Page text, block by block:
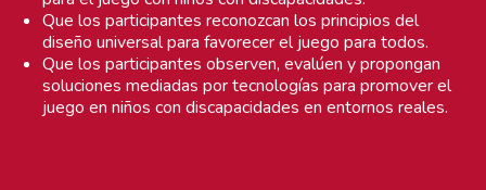
Que los participantes reconozcan los principios del
diseño universal para favorecer el juego para todos.
Que los participantes observen, evalúen y propongan
soluciones mediadas por tecnologías para promover el
juego en niños con discapacidades en entornos reales.